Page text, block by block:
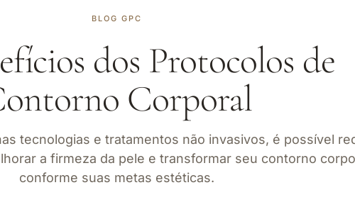
BLOG GPC
dos Protocolos de
Corporal
tecnologias e tratamentos não invasivos, é possível
a firmeza da pele e transformar seu contorno
conforme suas metas estéticas.